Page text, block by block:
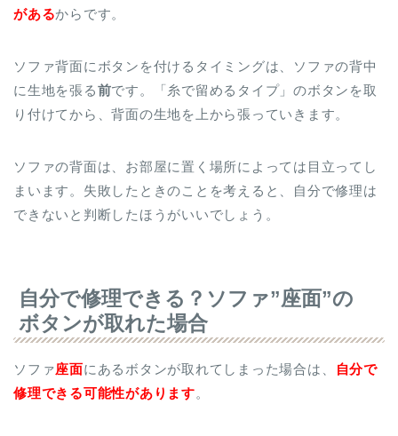
があるからです。
ソファ背面にボタンを付けるタイミングは、ソファの背中
に生地を張る前です。「糸で留めるタイプ」のボタンを取
り付けてから、背面の生地を上から張っていきます。
ソファの背面は、お部屋に置く場所によっては目立ってし
まいます。失敗したときのことを考えると、自分で修理は
できないと判断したほうがいいでしょう。
自分で修理できる？ソファ”座面”の
ボタンが取れた場合
ソファ座面にあるボタンが取れてしまった場合は、
自分で
修理できる可能性があります。